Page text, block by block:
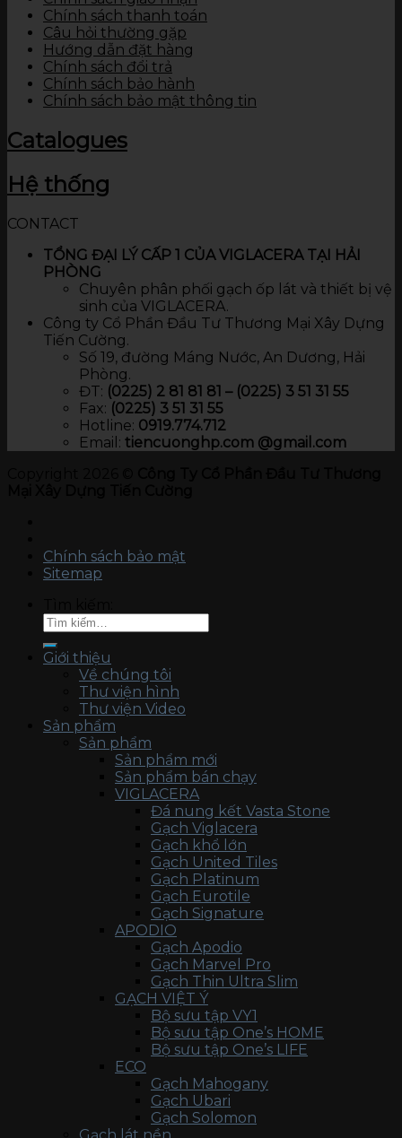
Chính sách thanh toán
Câu hỏi thường gặp
Hướng dẫn đặt hàng
Chính sách đổi trả
Chính sách bảo hành
Chính sách bảo mật thông tin
Catalogues
Hệ thống
CONTACT
TỔNG ĐẠI LÝ CẤP 1 CỦA VIGLACERA TẠI HẢI
PHÒNG
Chuyên phân phối gạch ốp lát và thiết bị vệ
sinh của VIGLACERA.
Công ty Cổ Phần Đầu Tư Thương Mại Xây Dựng
Tiến Cường.
Số 19, đường Máng Nước, An Dương, Hải
Phòng.
ĐT: (0225) 2 81 81 81 – (0225) 3 51 31 55
Fax: (0225) 3 51 31 55
Hotline: 0919.774.712​
Email: tiencuonghp.com @gmail.com
Chính sách bảo mật
Sitemap
Giới thiệu
Về chúng tôi
Thư viện hình
Thư viện Video
Sản phẩm
Sản phẩm
Sản phẩm mới
Sản phẩm bán chạy
VIGLACERA
Đá nung kết Vasta Stone
Gạch Viglacera
Gạch khổ lớn
Gạch United Tiles
Gạch Platinum
Gạch Eurotile
Gạch Signature
APODIO
Gạch Apodio
Gạch Marvel Pro
Gạch Thin Ultra Slim
GẠCH VIỆT Ý
Bộ sưu tập VY1
Bộ sưu tập One’s HOME
Bộ sưu tập One’s LIFE
ECO
Gạch Mahogany
Gạch Ubari
Gạch Solomon